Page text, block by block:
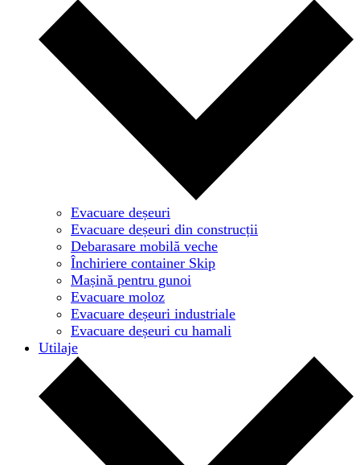
Evacuare deșeuri
Evacuare deșeuri din construcții
Debarasare mobilă veche
Închiriere container Skip
Mașină pentru gunoi
Evacuare moloz
Evacuare deșeuri industriale
Evacuare deșeuri cu hamali
Utilaje